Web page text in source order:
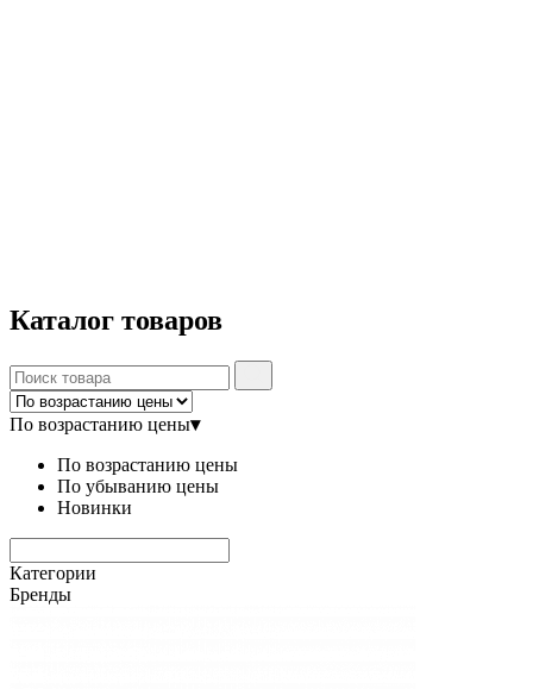
Каталог товаров
По возрастанию цены▾
По возрастанию цены
По убыванию цены
Новинки
Категории
Бренды